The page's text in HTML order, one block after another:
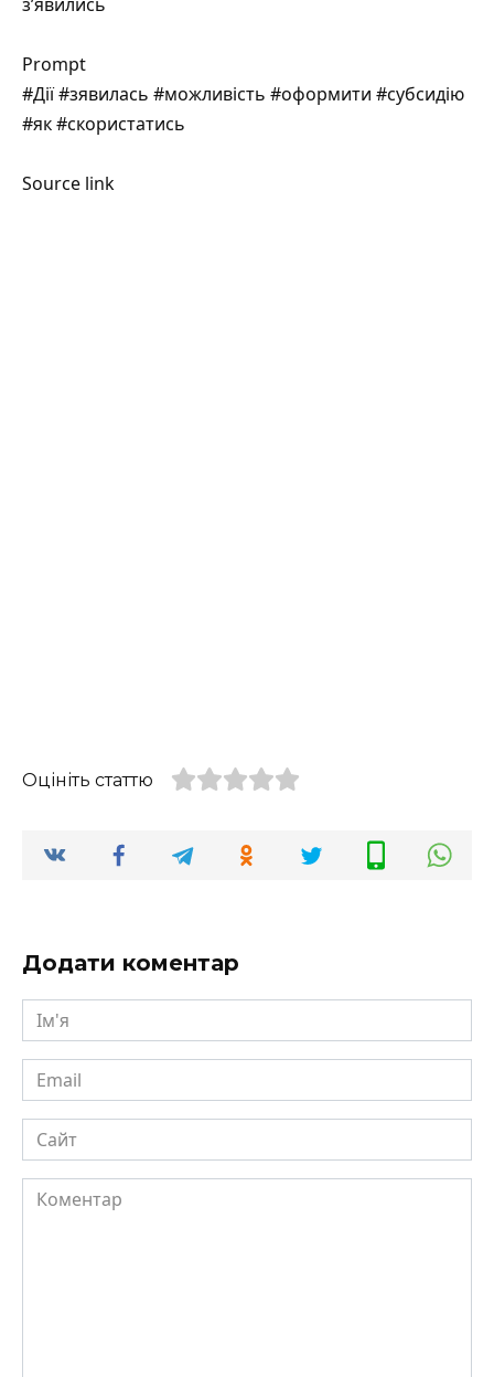
Prompt
#Дії #зявилась #можливість #оформити #субсидію
#як #скористатись
Source link
Оцініть статтю
Додати коментар
Ім'я
Email
Сайт
Коментар